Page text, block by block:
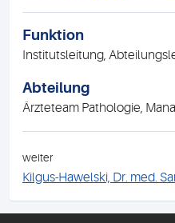
Funktion
Institutsleitung,
Abteilung
Ärzteteam Pathologie,
weiter
Kilgus-Hawelski, Dr. med.